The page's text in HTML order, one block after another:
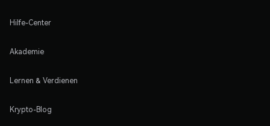
Hilfe-Center
Akademie
Lernen & Verdienen
Krypto-Blog